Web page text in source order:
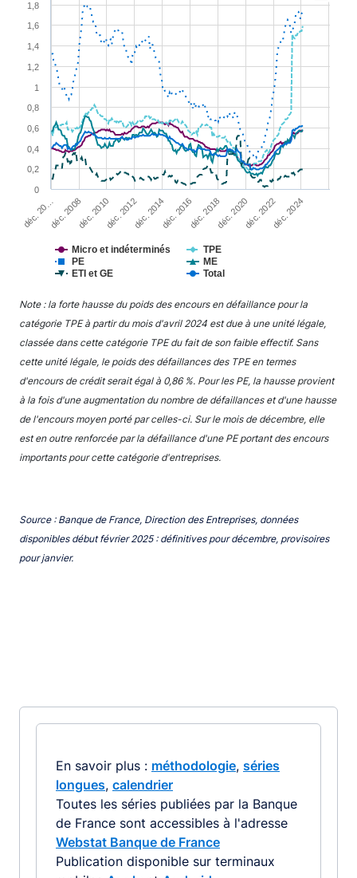
Line chart with 6 lines.
View as data table, Chart
The chart has 1 X axis displaying XAxis.
The chart has 1 Y axis displaying YAxis1. Range: 0 to 2.
Micro et indéterminés
TPE
PE
ME
ETI et GE
Total
déc. 20…déc. 2008déc. 2010déc. 2012déc. 2014déc. 2016déc. 2018déc. 2020déc. 2022déc. 2024
0
0,2
0,4
0,6
0,8
1
1,2
1,4
1,6
1,8
End of interactive chart.
Note : la forte hausse du poids des encours en défaillance pour la
catégorie TPE à partir du mois d'avril 2024 est due à une unité légale,
classée dans cette catégorie TPE du fait de son faible effectif. Sans
cette unité légale, le poids des défaillances des TPE en termes
d'encours de crédit serait égal à 0,86 %. Pour les PE, la hausse provient
à la fois d'une augmentation du nombre de défaillances et d'une hausse
de l'encours moyen porté par celles-ci. Sur le mois de décembre, elle
est en outre renforcée par la défaillance d'une PE portant des encours
importants pour cette catégorie d'entreprises.
Source : Banque de France, Direction des Entreprises, données
disponibles début février 2025 : définitives pour décembre, provisoires
pour janvier.
En savoir plus : méthodologie, séries
longues, calendrier
Toutes les séries publiées par la Banque
de France sont accessibles à l'adresse
Webstat Banque de France
Publication disponible sur terminaux